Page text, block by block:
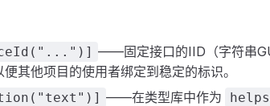
——固定接口的IID（字符串
其他项目的使用者绑定到稳定的标识。
——在类型库中作为